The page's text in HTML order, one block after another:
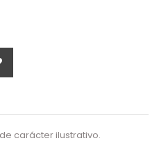
carácter ilustrativo.